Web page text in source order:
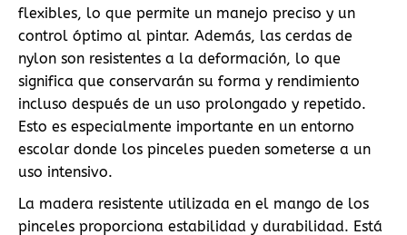
flexibles, lo que permite un manejo preciso y un
control óptimo al pintar. Además, las cerdas de
nylon son resistentes a la deformación, lo que
significa que conservarán su forma y rendimiento
incluso después de un uso prolongado y repetido.
Esto es especialmente importante en un entorno
escolar donde los pinceles pueden someterse a un
uso intensivo.
La madera resistente utilizada en el mango de los
pinceles proporciona estabilidad y durabilidad. Está